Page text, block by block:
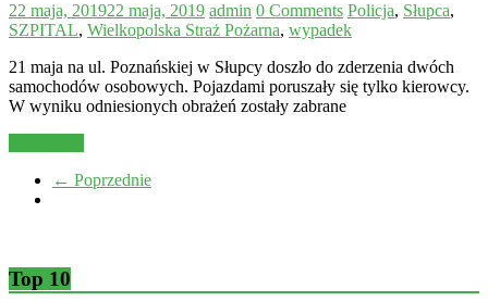
22 maja, 201922 maja, 2019 admin 0 Comments Policja, Słupca,
SZPITAL, Wielkopolska Straż Pożarna, wypadek
21 maja na ul. Poznańskiej w Słupcy doszło do zderzenia dwóch
samochodów osobowych. Pojazdami poruszały się tylko kierowcy.
W wyniku odniesionych obrażeń zostały zabrane
← Poprzednie
Top 10